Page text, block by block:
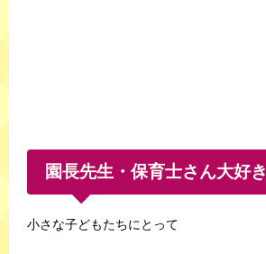
園長先生・保育士さん大好き
小さな子どもたちにとって